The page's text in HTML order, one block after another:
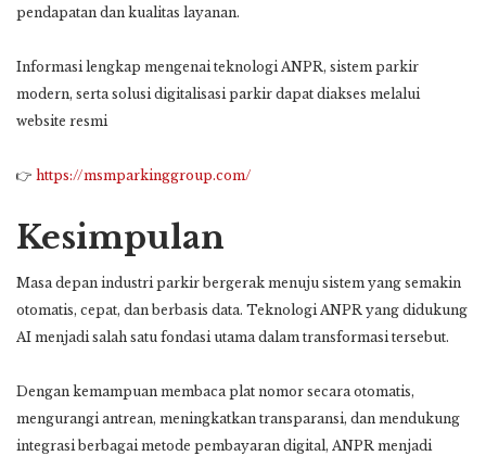
pendapatan dan kualitas layanan.
Informasi lengkap mengenai teknologi ANPR, sistem parkir
modern, serta solusi digitalisasi parkir dapat diakses melalui
website resmi
👉 https://msmparkinggroup.com/
Kesimpulan
Masa depan industri parkir bergerak menuju sistem yang semakin
otomatis, cepat, dan berbasis data. Teknologi ANPR yang didukung
AI menjadi salah satu fondasi utama dalam transformasi tersebut.
Dengan kemampuan membaca plat nomor secara otomatis,
mengurangi antrean, meningkatkan transparansi, dan mendukung
integrasi berbagai metode pembayaran digital, ANPR menjadi